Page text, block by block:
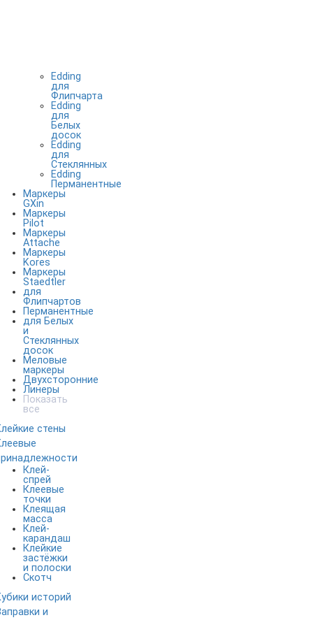
Edding
для
Флипчарта
Edding
для
Белых
досок
Edding
для
Стеклянных
Edding
Перманентные
Маркеры
GXin
Маркеры
Pilot
Маркеры
Attache
Маркеры
Kores
Маркеры
Staedtler
для
Флипчартов
Перманентные
для Белых
и
Стеклянных
досок
Меловые
маркеры
Двухсторонние
Линеры
Показать
все
стены
Клей-
спрей
Клеевые
точки
Клеящая
масса
Клей-
карандаш
Клейкие
застёжки
и полоски
Скотч
историй
и